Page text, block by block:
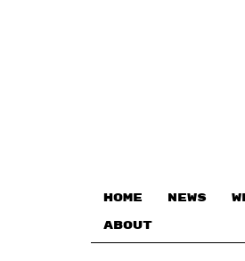
HOME NEWS
ABOUT